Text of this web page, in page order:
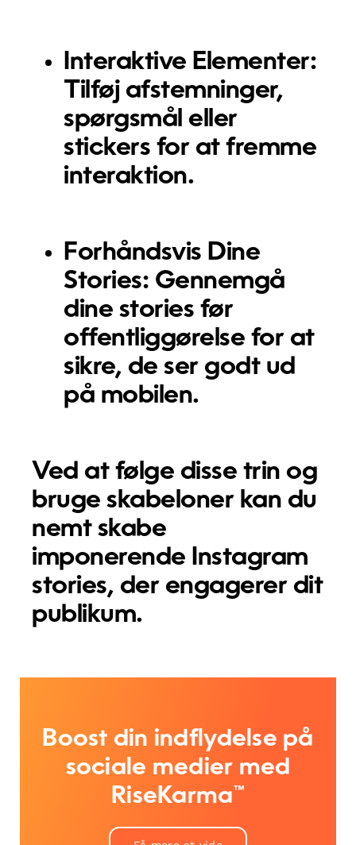
Interaktive Elementer:
Tilføj afstemninger,
spørgsmål eller
stickers for at fremme
interaktion.
Forhåndsvis Dine
Stories: Gennemgå
dine stories før
offentliggørelse for at
sikre, de ser godt ud
på mobilen.
Ved at følge disse trin og
bruge skabeloner kan du
nemt skabe
imponerende Instagram
stories, der engagerer dit
publikum.
Boost din indflydelse på
sociale medier med
RiseKarma™